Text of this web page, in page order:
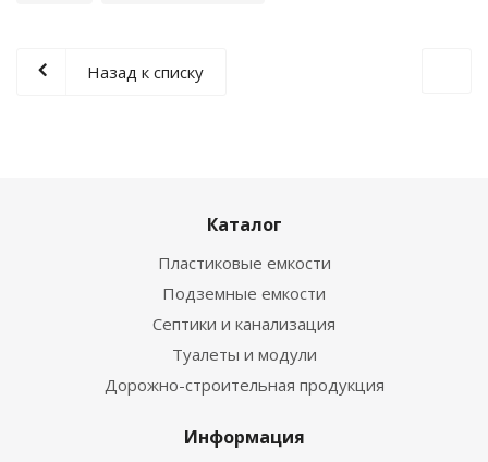
Назад к списку
Каталог
Пластиковые емкости
Подземные емкости
Септики и канализация
Туалеты и модули
Дорожно-строительная продукция
Информация